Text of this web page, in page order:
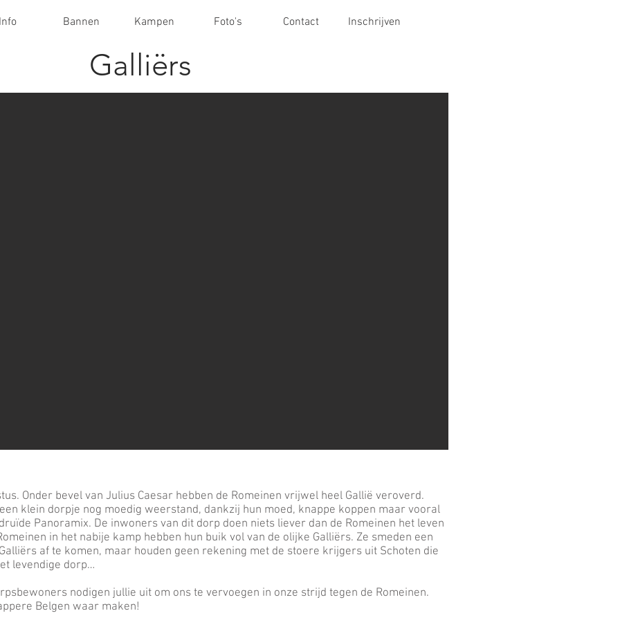
Bannen Kampen Foto's Contact Inschrijven
Galliërs
Onder bevel van Julius Caesar hebben de Romeinen vrijwel heel Gallië veroverd.
klein dorpje nog moedig weerstand, dankzij hun moed, knappe koppen maar vooral
Panoramix. De inwoners van dit dorp doen niets liever dan de Romeinen het leven
in het nabije kamp hebben hun buik vol van de olijke Galliërs. Ze smeden een
af te komen, maar houden geen rekening met de stoere krijgers uit Schoten die
levendige dorp…
nodigen jullie uit om ons te vervoegen in onze strijd tegen de Romeinen.
Belgen waar maken!